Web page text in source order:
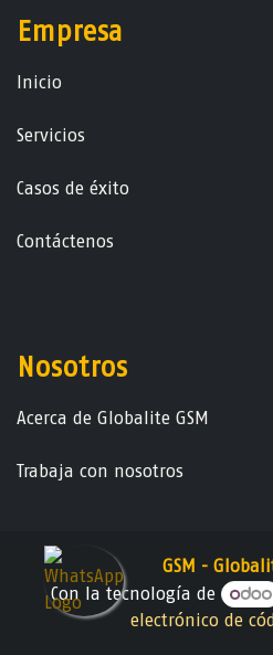
Empresa
Ini​ci​o
Servicios
Casos de éxito
Contáctenos
Nosotros
Acerca de Globalite GSM
Trabaja con nosotros
GSM -
Con la tecnología de
electrónico de